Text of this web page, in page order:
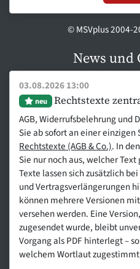
© MSVplus 2004-
News und
03.08.2026 13:00
neu Rechtstexte
AGB, Widerrufsbelehrung und
Sie ab sofort an einer
Rechtstexte (AGB & Co.). In
Sie nur noch aus, welcher
Texte lassen sich zusätzlich
und Vertragsverlängerungen
können mehrere Versionen
versehen werden. Eine
zugesendet wurde, bleibt
Vorgang als PDF hinterlegt –
welchem Wortlaut